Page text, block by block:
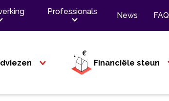
Professionals News FAQ
Financiële steun